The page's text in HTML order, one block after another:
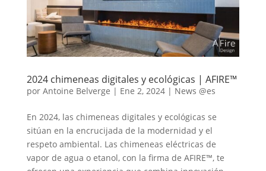
2024 chimeneas digitales y ecológicas | AFIRE™
por Antoine Belverge | Ene 2, 2024| News @es
En 2024, las chimeneas digitales y ecológicas se
sitúan en la encrucijada de la modernidad y el
respeto ambiental. Las chimeneas eléctricas de
vapor de agua o etanol, con la firma de AFIRE™, te